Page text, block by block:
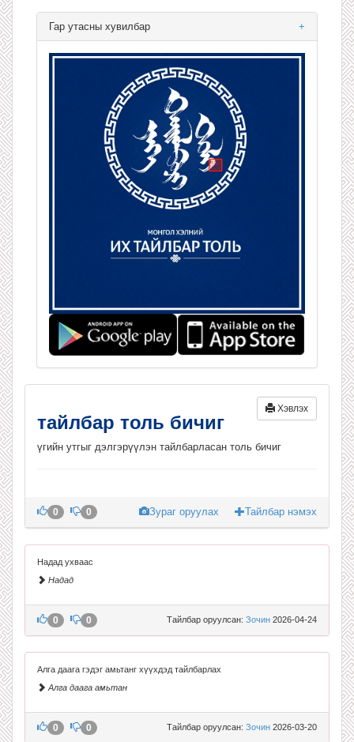
+
Гар утасны хувилбар
Хэвлэх
тайлбар толь бичиг
үгийн утгыг дэлгэрүүлэн тайлбарласан толь бичиг
Зураг оруулах Тайлбар нэмэх
0 0
Надад ухваас
Надад
Тайлбар оруулсан: Зочин 2026-04-24
0 0
Алга даага гэдэг амьтанг хүүхдэд тайлбарлах
Алга даага амьтан
Тайлбар оруулсан: Зочин 2026-03-20
0 0